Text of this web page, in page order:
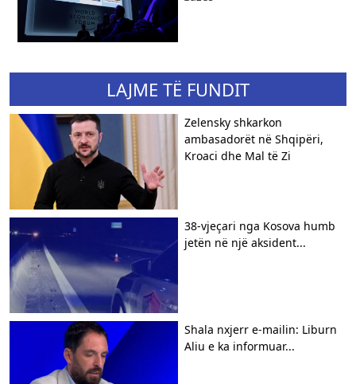
LAJME TË FUNDIT
Zelensky shkarkon
ambasadorët në Shqipëri,
Kroaci dhe Mal të Zi
38-vjeçari nga Kosova humb
jetën në një aksident...
Shala nxjerr e-mailin: Liburn
Aliu e ka informuar...